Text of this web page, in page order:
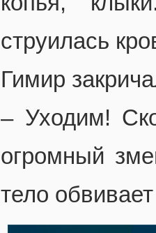
струилась
Гимир
– Уходим!
огромный
тело